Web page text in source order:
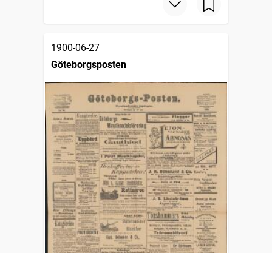
1900-06-27
Göteborgsposten